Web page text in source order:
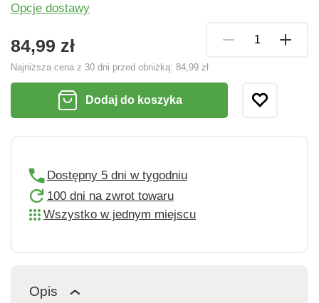
84,99 zł
Najniższa cena z 30 dni przed obniżką: 84,99 zł
Opcje dostawy
Dodaj do koszyka
Dostępny 5 dni w tygodniu
100 dni na zwrot towaru
Wszystko w jednym miejscu
Opis